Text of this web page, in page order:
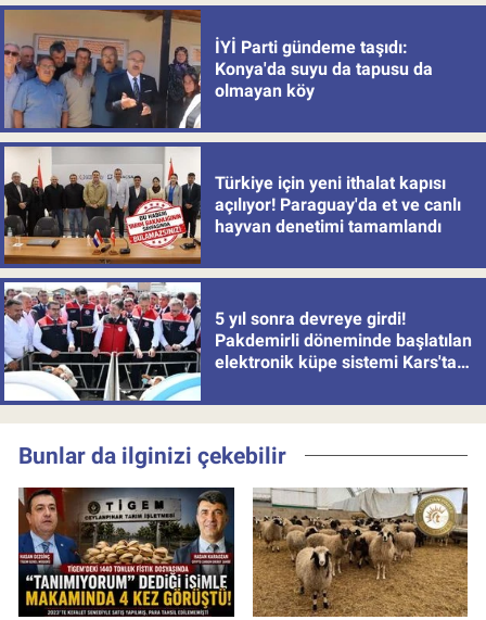
İYİ Parti gündeme taşıdı:
Konya'da suyu da tapusu da
olmayan köy
Türkiye için yeni ithalat kapısı
açılıyor! Paraguay'da et ve canlı
hayvan denetimi tamamlandı
5 yıl sonra devreye girdi!
Pakdemirli döneminde başlatılan
elektronik küpe sistemi Kars'tan
Bunlar da ilginizi çekebilir